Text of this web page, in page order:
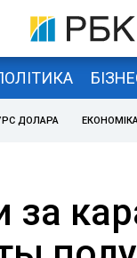
ДОЛАРА